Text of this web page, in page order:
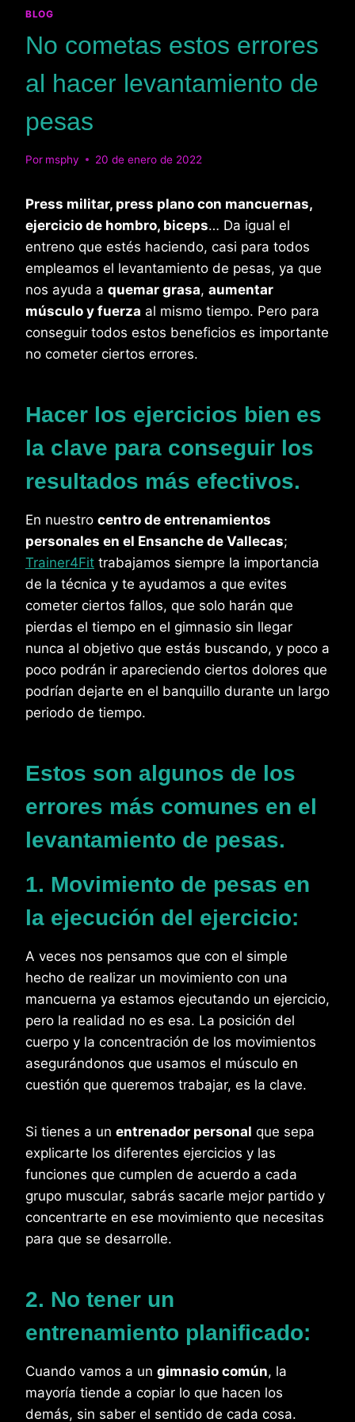
BLOG
No cometas estos errores
al hacer levantamiento de
pesas
Por msphy 20 de enero de 2022
Press militar, press plano con mancuernas,
ejercicio de hombro, biceps… Da igual el
entreno que estés haciendo, casi para todos
empleamos el levantamiento de pesas, ya que
nos ayuda a quemar grasa, aumentar
músculo y fuerza al mismo tiempo. Pero para
conseguir todos estos beneficios es importante
no cometer ciertos errores.
Hacer los ejercicios bien es
la clave para conseguir los
resultados más efectivos.
En nuestro centro de entrenamientos
personales en el Ensanche de Vallecas;
Trainer4Fit trabajamos siempre la importancia
de la técnica y te ayudamos a que evites
cometer ciertos fallos, que solo harán que
pierdas el tiempo en el gimnasio sin llegar
nunca al objetivo que estás buscando, y poco a
poco podrán ir apareciendo ciertos dolores que
podrían dejarte en el banquillo durante un largo
periodo de tiempo.
Estos son algunos de los
errores más comunes en el
levantamiento de pesas.
1. Movimiento de pesas en
la ejecución del ejercicio:
A veces nos pensamos que con el simple
hecho de realizar un movimiento con una
mancuerna ya estamos ejecutando un ejercicio,
pero la realidad no es esa. La posición del
cuerpo y la concentración de los movimientos
asegurándonos que usamos el músculo en
cuestión que queremos trabajar, es la clave.
Si tienes a un entrenador personal que sepa
explicarte los diferentes ejercicios y las
funciones que cumplen de acuerdo a cada
grupo muscular, sabrás sacarle mejor partido y
concentrarte en ese movimiento que necesitas
para que se desarrolle.
2. No tener un
entrenamiento planificado:
Cuando vamos a un gimnasio común, la
mayoría tiende a copiar lo que hacen los
demás, sin saber el sentido de cada cosa.